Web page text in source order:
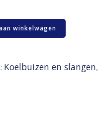
winkelwagen
Koelbuizen en slangen,